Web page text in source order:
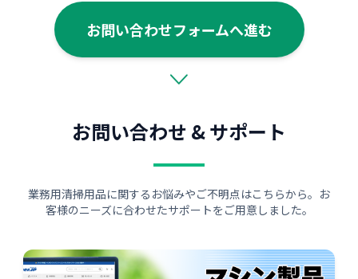
お問い合わせフォームへ進む
お問い合わせ & サポート
業務用清掃用品に関するお悩みやご不明点はこちらから。お
客様のニーズに合わせたサポートをご用意しました。